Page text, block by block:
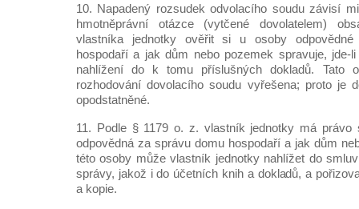
10. Napadený rozsudek odvolacího soudu závisí
hmotněprávní otázce (vytčené dovolatelem)
vlastníka jednotky ověřit si u osoby
hospodaří a jak dům nebo pozemek spravuje, jde-
nahlížení do k tomu příslušných dokladů. Tato
rozhodování dovolacího soudu vyřešena; proto je
opodstatněné.
11. Podle § 1179 o. z. vlastník jednotky má právo
odpovědná za správu domu hospodaří a jak dům
této osoby může vlastník jednotky nahlížet do
správy, jakož i do účetních knih a dokladů, a
a kopie.